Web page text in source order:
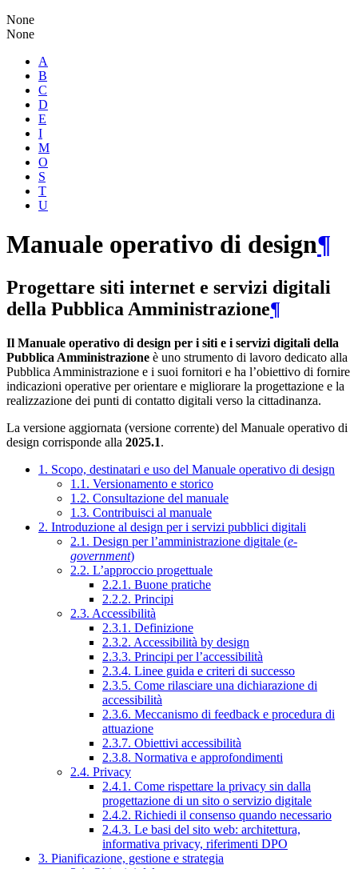
None
None
A
B
C
D
E
I
M
O
S
T
U
Manuale operativo di design¶
Progettare siti internet e servizi digitali
della Pubblica Amministrazione¶
Il Manuale operativo di design per i siti e i servizi digitali della
Pubblica Amministrazione è uno strumento di lavoro dedicato alla
Pubblica Amministrazione e i suoi fornitori e ha l’obiettivo di fornire
indicazioni operative per orientare e migliorare la progettazione e la
realizzazione dei punti di contatto digitali verso la cittadinanza.
La versione aggiornata (versione corrente) del Manuale operativo di
design corrisponde alla 2025.1.
1. Scopo, destinatari e uso del Manuale operativo di design
1.1. Versionamento e storico
1.2. Consultazione del manuale
1.3. Contribuisci al manuale
2. Introduzione al design per i servizi pubblici digitali
2.1. Design per l’amministrazione digitale (e-
government)
2.2. L’approccio progettuale
2.2.1. Buone pratiche
2.2.2. Principi
2.3. Accessibilità
2.3.1. Definizione
2.3.2. Accessibilità by design
2.3.3. Principi per l’accessibilità
2.3.4. Linee guida e criteri di successo
2.3.5. Come rilasciare una dichiarazione di
accessibilità
2.3.6. Meccanismo di feedback e procedura di
attuazione
2.3.7. Obiettivi accessibilità
2.3.8. Normativa e approfondimenti
2.4. Privacy
2.4.1. Come rispettare la privacy sin dalla
progettazione di un sito o servizio digitale
2.4.2. Richiedi il consenso quando necessario
2.4.3. Le basi del sito web: architettura,
informativa privacy, riferimenti DPO
3. Pianificazione, gestione e strategia